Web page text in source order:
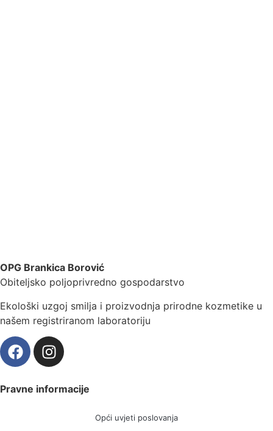
OPG Brankica Borović
Obiteljsko poljoprivredno gospodarstvo
Ekološki uzgoj smilja i proizvodnja prirodne kozmetike u
našem registriranom laboratoriju
Pravne informacije
Opći uvjeti poslovanja